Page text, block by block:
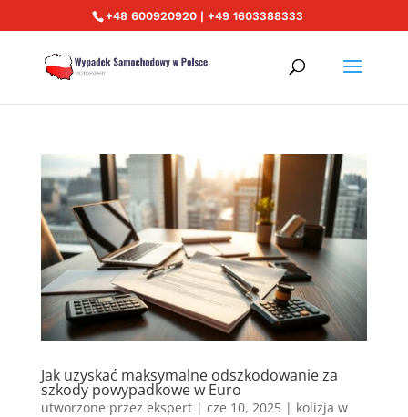
+48 600920920 | +49 1603388333
Jak uzyskać maksymalne odszkodowanie za
szkody powypadkowe w Euro
utworzone przez ekspert| cze 10, 2025| kolizja w